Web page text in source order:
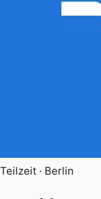
Teilzeit · Berlin